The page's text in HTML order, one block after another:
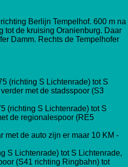
Berlijn Tempelhof. 600 m na
tot de kruising Oranienburg. Daar
Damm. Rechts de Tempelhofer
(richting S Lichtenrade) tot S
met de stadsspoor (S3
(richting S Lichtenrade) tot S
de regionalespoor (RE5
met de auto zijn er maar 10 KM -
S Lichtenrade) tot S Lichtenrade,
(S41 richting Ringbahn) tot